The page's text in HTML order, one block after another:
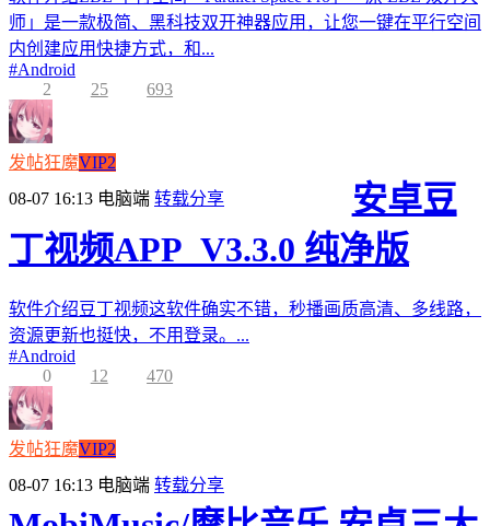
师」是一款极简、黑科技双开神器应用，让您一键在平行空间
内创建应用快捷方式，和...
#Android
2
25 693
发帖狂魔VIP2
08-07 16:13 电脑端 转载分享
安卓豆
丁视频APP_V3.3.0 纯净版
软件介绍豆丁视频这软件确实不错，秒播画质高清、多线路，
资源更新也挺快，不用登录。...
#Android
0
12 470
发帖狂魔VIP2
08-07 16:13 电脑端 转载分享